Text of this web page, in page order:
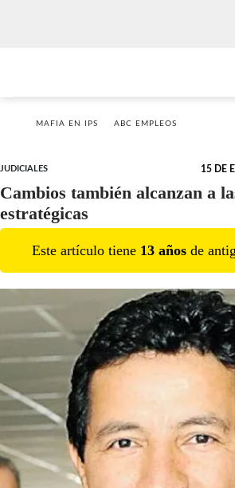
MAFIA EN IPS ABC EMPLEOS
JUDICIALES 15 DE
Cambios también alcanzan a
estratégicas
Este artículo tiene 13 años de